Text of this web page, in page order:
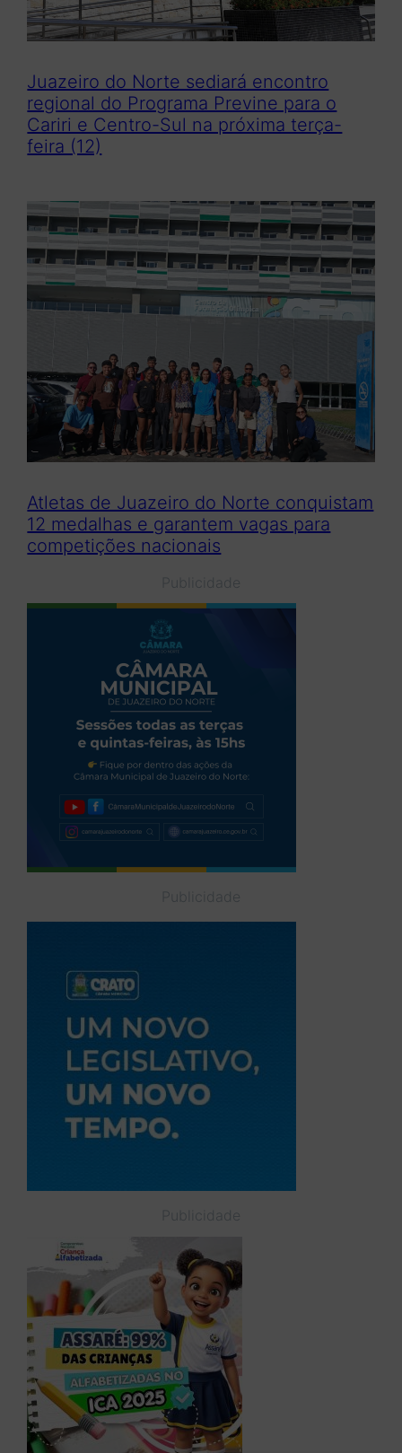
Juazeiro do Norte sediará encontro
regional do Programa Previne para o
Cariri e Centro-Sul na próxima terça-
feira (12)
Atletas de Juazeiro do Norte conquistam
12 medalhas e garantem vagas para
competições nacionais
Publicidade
Publicidade
Publicidade